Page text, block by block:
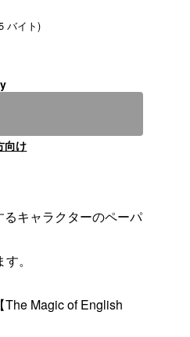
バイト)
向け
るキャラクターのペーパ
。
The Magic of English